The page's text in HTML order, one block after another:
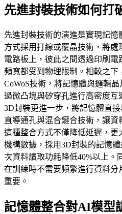
先進封裝技術如何打
先進封裝技術的演進是實現記
方式採用打線或覆晶技術，將
電路板上，彼此之間透過印刷
頻寬都受到物理限制。相較之下
CoWoS技術，將記憶體與邏輯
過微凸塊與矽穿孔進行高密度互
3D封裝更進一步，將記憶體直
直導通孔與混合鍵合技術，讓資
這種整合方式不僅降低延遲，
機構數據，採用3D封裝的記憶
次資料讀取功耗降低40%以上。
在訓練時不需要頻繁進行資料分
重要。
記憶體整合對AI模型